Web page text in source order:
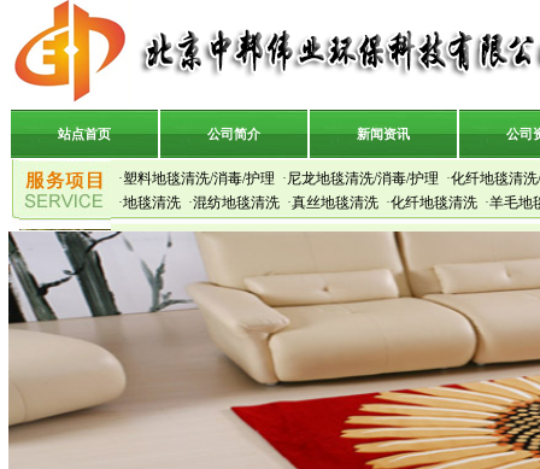
站点首页 公司简介 新闻资讯 公司
·塑料地毯清洗/消毒/护理 ·尼龙地毯清洗/消毒/护理 ·化纤地毯清
·地毯清洗·混纺地毯清洗·真丝地毯清洗·化纤地毯清洗·羊毛地